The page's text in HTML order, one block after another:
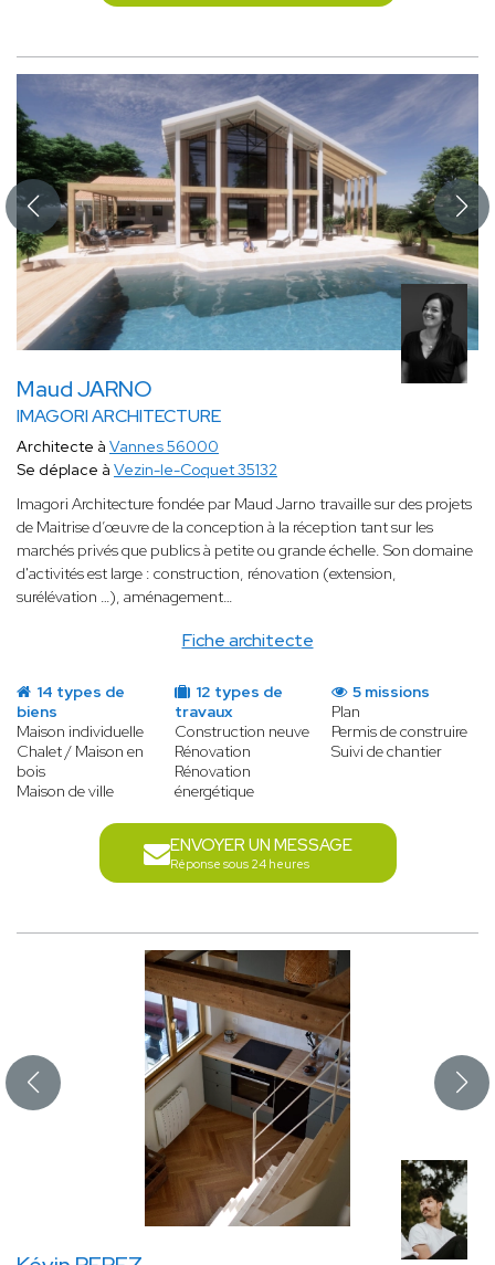
Maud JARNO
IMAGORI ARCHITECTURE
Fiche architecte
Architecte à Vannes 56000
Se déplace à Vezin-le-Coquet 35132
Imagori Architecture fondée par Maud Jarno travaille sur des projets
de Maitrise d’œuvre de la conception à la réception tant sur les
marchés privés que publics à petite ou grande échelle. Son domaine
d'activités est large : construction, rénovation (extension,
surélévation …), aménagement…
14 types de
biens
Maison individuelle
Chalet / Maison en
bois
Maison de ville
12 types de
travaux
Construction neuve
Rénovation
Rénovation
énergétique
5 missions
Plan
Permis de construire
Suivi de chantier
ENVOYER UN MESSAGE
Réponse sous 24 heures